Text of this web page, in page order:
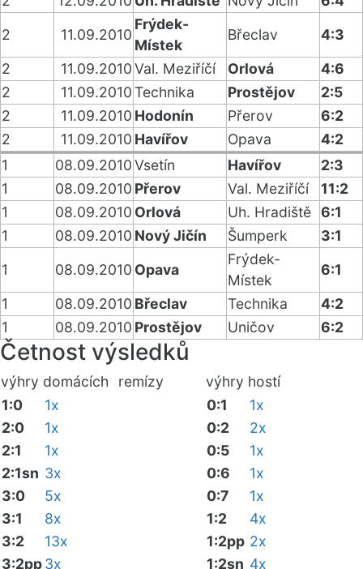
2
11.09.2010
Frýdek-
Místek
Břeclav
4:3
2
11.09.2010Val. Meziříčí Orlová
4:6
2
11.09.2010Technika Prostějov
2:5
2
11.09.2010 Hodonín Přerov
6:2
2
11.09.2010 Havířov Opava
4:2
1
08.09.2010Vsetín Havířov
2:3
1
08.09.2010 Přerov Val. Meziříčí
11:2
1
08.09.2010 Orlová Uh. Hradiště 6:1
1
08.09.2010 Nový Jičín Šumperk
3:1
1
08.09.2010 Opava
Frýdek-
Místek
6:1
1
08.09.2010 Břeclav Technika
4:2
1
08.09.2010 Prostějov Uničov 6:2
Četnost výsledků
výhry domácích remízy výhry hostí
1:0
1x
2:0
1x
2:1
1x
2:1sn 3x
3:0
5x
3:1
8x
3:2
13x
3:2pp3x
0:1
1x
0:2
2x
0:5
1x
0:6
1x
0:7
1x
1:2
4x
1:2pp 2x
1:2sn 4x